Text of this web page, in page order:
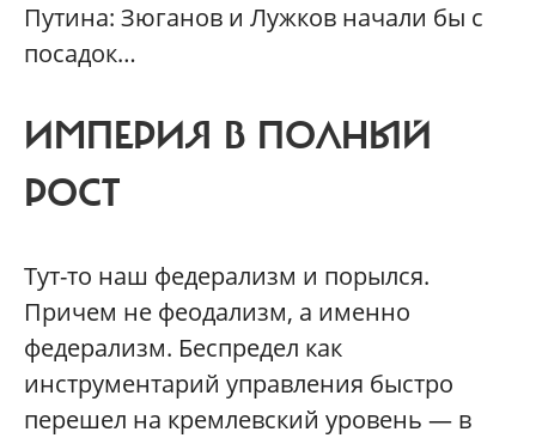
Путина: Зюганов и Лужков начали бы с
посадок…
ИМПЕРИЯ В ПОЛНЫЙ
РОСТ
Тут-то наш федерализм и порылся.
Причем не феодализм, а именно
федерализм. Беспредел как
инструментарий управления быстро
перешел на кремлевский уровень — в